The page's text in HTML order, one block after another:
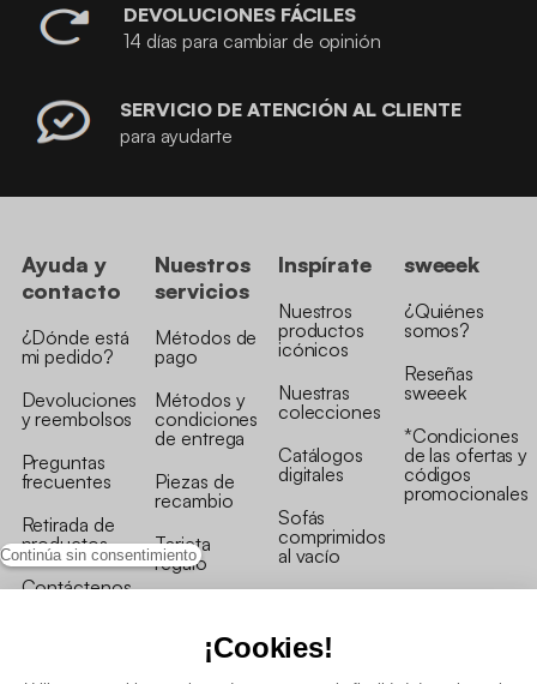
Continúa sin consentimiento
¡Cookies!
DEVOLUCIONES FÁCILES
14 días para cambiar de opinión
SERVICIO DE ATENCIÓN AL CLIENTE
para ayudarte
Ayuda y
contacto
¿Dónde está
mi pedido?
Devoluciones
y reembolsos
Preguntas
frecuentes
Retirada de
productos
Contáctenos
Nuestros
servicios
Métodos de
pago
Métodos y
condiciones
de entrega
Piezas de
recambio
Tarjeta
regalo
Inspírate
Nuestros
productos
icónicos
Nuestras
colecciones
Catálogos
digitales
Sofás
comprimidos
al vacío
sweeek
¿Quiénes
somos?
Reseñas
sweeek
*Condiciones
de las ofertas y
códigos
promocionales